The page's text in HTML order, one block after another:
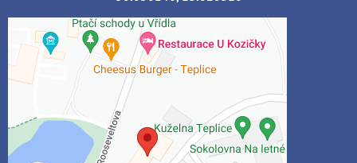
Externí obsah je blokován Volbami
soukromí
Přejete si načíst externí obsah?